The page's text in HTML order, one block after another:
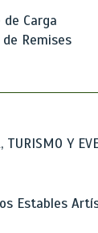
Carga
Remises
TURISMO Y
Estables